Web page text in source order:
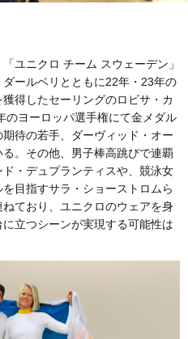
ユニクロ チーム スウェーデン」
ールベリとともに22年・23年の
得したセーリングのロビサ・カ
のヨーロッパ選手権にて金メダル
待の若手、ダーヴィッド・オー
。その他、男子棒高跳びで連覇
・デュプランティスや、競泳女
目指すサラ・ショーストロムら
ており、ユニクロのウェアを身
立つシーンが実現する可能性は